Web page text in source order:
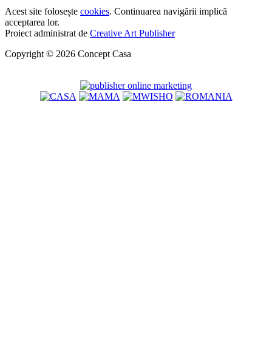
Acest site folosește cookies. Continuarea navigării implică
acceptarea lor.
Proiect administrat de Creative Art Publisher
Copyright © 2026 Concept Casa